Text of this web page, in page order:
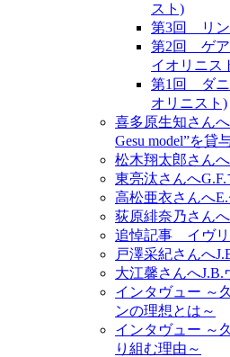
スト)
第3回 リン
第2回 ゲア
イオリニス
第1回 ダニ
オリニスト)
喜多原生知さんへ
Gesu model”を貸
松木翔太郎さん
東亮汰さんへ
高松亜衣さんへ
荻原緋奈乃さん
追悼記事 イヴリ
戸澤采紀さんへ
大江馨さんへ
インタヴュー ～
ンの理想とは～
インタヴュー ～
り組む理由～